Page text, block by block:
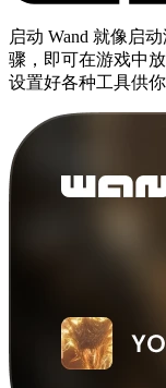
启动 Wand 就像启
骤，即可在游戏中
设置好各种工具供你